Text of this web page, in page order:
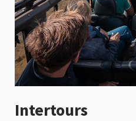
Intertours